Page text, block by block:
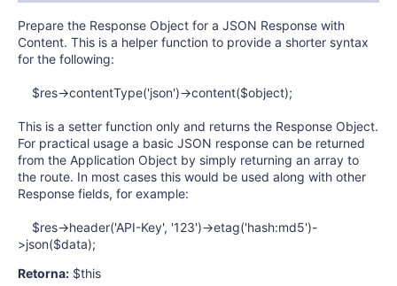
Prepare the Response Object for a JSON Response with
Content. This is a helper function to provide a shorter syntax
for the following:
$res->contentType('json')->content($object);
This is a setter function only and returns the Response Object.
For practical usage a basic JSON response can be returned
from the Application Object by simply returning an array to
the route. In most cases this would be used along with other
Response fields, for example:
$res->header('API-Key', '123')->etag('hash:md5')-
>json($data);
Retorna: $this